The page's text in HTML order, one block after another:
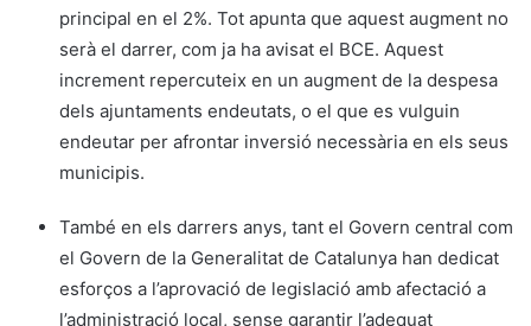
principal en el 2%. Tot apunta que aquest augment no
serà el darrer, com ja ha avisat el BCE. Aquest
increment repercuteix en un augment de la despesa
dels ajuntaments endeutats, o el que es vulguin
endeutar per afrontar inversió necessària en els seus
municipis.
També en els darrers anys, tant el Govern central com
el Govern de la Generalitat de Catalunya han dedicat
esforços a l’aprovació de legislació amb afectació a
l’administració local, sense garantir l’adequat